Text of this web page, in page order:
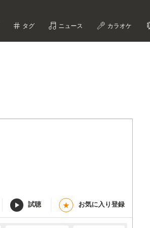
タグ ニュース カラオケ
試聴 ★ お気に入り登録